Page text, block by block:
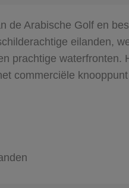
de Arabische Golf en
eilanden,
prachtige waterfronten.
commerciële